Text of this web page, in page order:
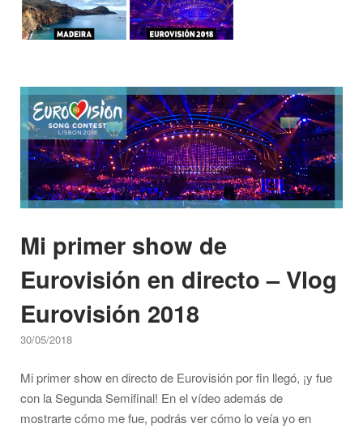
Open post
Mi primer show de
Eurovisión en directo – Vlog
Eurovisión 2018
30/05/2018
Mi primer show en directo de Eurovisión por fin llegó, ¡y fue
con la Segunda Semifinal! En el vídeo además de
mostrarte cómo me fue, podrás ver cómo lo veía yo en